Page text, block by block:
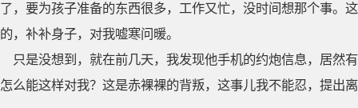
了，要为孩子准备的东西很多，工作又忙，没时间想那个事。
的，补补身子，对我嘘寒问暖。
只是没想到，就在前几天，我发现他手机的约炮信息，居然
怎么能这样对我？这是赤裸裸的背叛，这事儿我不能忍，提出